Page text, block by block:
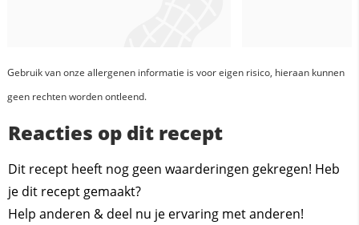
Gebruik van onze allergenen informatie is voor eigen risico, hieraan kunnen
geen rechten worden ontleend.
Reacties op dit recept
Dit recept heeft nog geen waarderingen gekregen! Heb
je dit recept gemaakt?
Help anderen & deel nu je ervaring met anderen!